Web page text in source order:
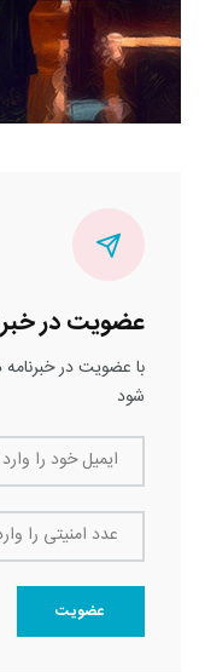
عضویت در
با عضویت در
شود
ایمیل خود را
عدد امنیتی را
عضویت